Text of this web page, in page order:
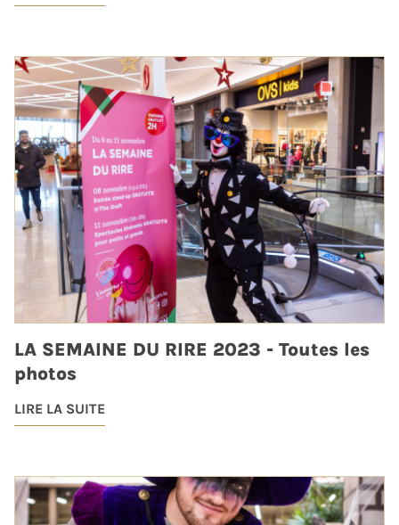
LA SEMAINE DU RIRE 2023 - Toutes les
photos
LIRE LA SUITE